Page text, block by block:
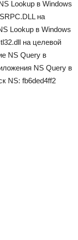
Lookup в Windows
на
Lookup в Windows
на целевой
NS Query в
NS Query в
NS: fb6ded4ff2